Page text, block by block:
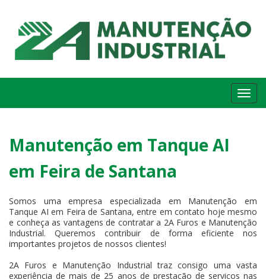
Manutenção em Tanque AI
em Feira de Santana
Somos uma empresa especializada em Manutenção em
Tanque AI em Feira de Santana, entre em contato hoje mesmo
e conheça as vantagens de contratar a 2A Furos e Manutenção
Industrial. Queremos contribuir de forma eficiente nos
importantes projetos de nossos clientes!
2A Furos e Manutenção Industrial traz consigo uma vasta
experiência de mais de 25 anos de prestação de serviços nas